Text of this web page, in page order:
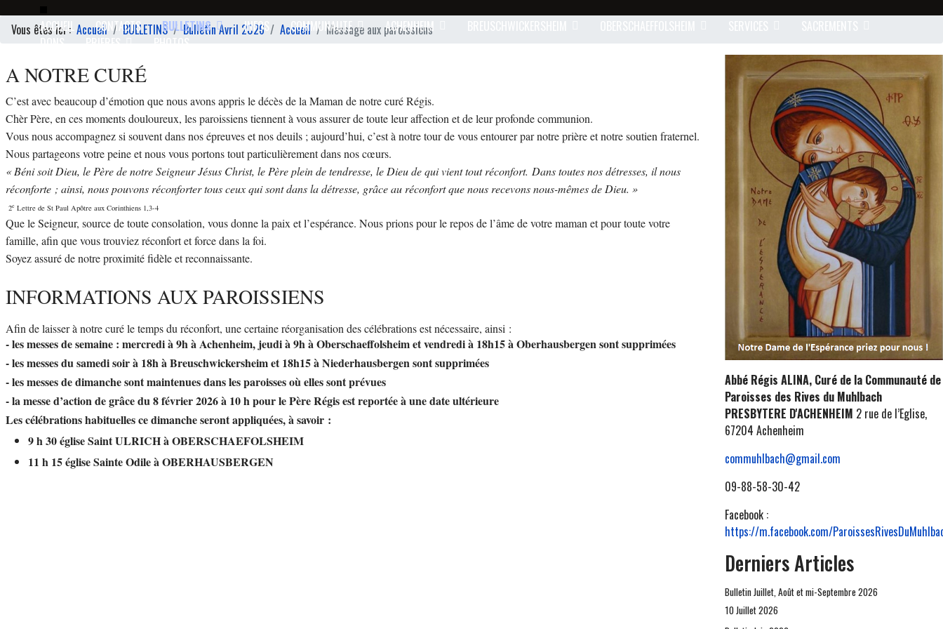
ACCUEIL CONTACTS BULLETINS INFOS COMMUNAUTE ACHENHEIM
Vous êtes ici : Accueil BULLETINS Bulletin Avril 2026 Accueil Message aux paroissiens
A NOTRE CURÉ
C’est avec beaucoup d’émotion que nous avons appris le décès de la Maman de notre curé Régis.
Chèr Père, en ces moments douloureux, les paroissiens tiennent à vous assurer de toute leur affection et de leur profonde communion.
Vous nous accompagnez si souvent dans nos épreuves et nos deuils ; aujourd’hui, c’est à notre tour de vous entourer par notre prière et notre soutien fraternel.
Nous partageons votre peine et nous vous portons tout particulièrement dans nos cœurs.
« Béni soit Dieu, le Père de notre Seigneur Jésus Christ, le Père plein de tendresse, le Dieu de qui vient tout réconfort. Dans toutes nos détresses, il nous
réconforte ; ainsi, nous pouvons réconforter tous ceux qui sont dans la détresse, grâce au réconfort que nous recevons nous-mêmes de Dieu. »
2e Lettre de St Paul Apôtre aux Corinthiens 1,3-4
Que le Seigneur, source de toute consolation, vous donne la paix et l’espérance. Nous prions pour le repos de l’âme de votre maman et pour toute votre
famille, afin que vous trouviez réconfort et force dans la foi.
Soyez assuré de notre proximité fidèle et reconnaissante.
INFORMATIONS AUX PAROISSIENS
Afin de laisser à notre curé le temps du réconfort, une certaine réorganisation des célébrations est nécessaire, ainsi :
- les messes de semaine : mercredi à 9h à Achenheim, jeudi à 9h à Oberschaeffolsheim et vendredi à 18h15 à Oberhausbergen sont supprimées
- les messes du samedi soir à 18h à Breuschwickersheim et 18h15 à Niederhausbergen sont supprimées
- les messes de dimanche sont maintenues dans les paroisses où elles sont prévues
- la messe d’action de grâce du 8 février 2026 à 10 h pour le Père Régis est reportée à une date ultérieure
Les célébrations habituelles ce dimanche seront appliquées, à savoir :
9 h 30 église Saint ULRICH à OBERSCHAEFOLSHEIM
11 h 15 église Sainte Odile à OBERHAUSBERGEN
Abbé Régis ALINA, Curé de la Communauté de
Paroisses des Rives du Muhlbach
PRESBYTERE D'ACHENHEIM 2 rue de l’Eglise,
67204 Achenheim
commuhlbach@gmail.com
09-88-58-30-42
Facebook :
https://m.facebook.com/
Derniers Articles
Bulletin Juillet, Août et mi-Septembre 2026
10 Juillet 2026